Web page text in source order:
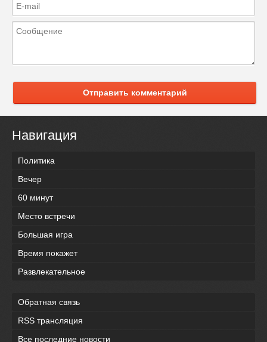
Отправить комментарий
Навигация
Политика
Вечер
60 минут
Место встречи
Большая игра
Время покажет
Развлекательное
Обратная связь
RSS трансляция
Все последние новости